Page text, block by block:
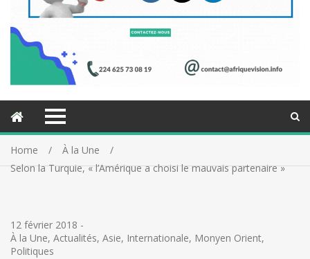
Home
À la Une
Selon la Turquie, « l’Amérique a choisi le mauvais partenaire »
12 février 2018 -
À la Une, Actualités, Asie, Internationale, Monyen Orient,
Politiques